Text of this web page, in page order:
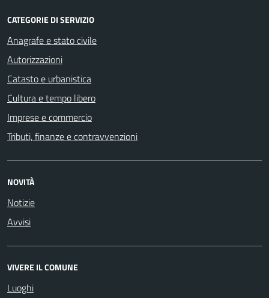
CATEGORIE DI SERVIZIO
Anagrafe e stato civile
Autorizzazioni
Catasto e urbanistica
Cultura e tempo libero
Imprese e commercio
Tributi, finanze e contravvenzioni
NOVITÀ
Notizie
Avvisi
VIVERE IL COMUNE
Luoghi